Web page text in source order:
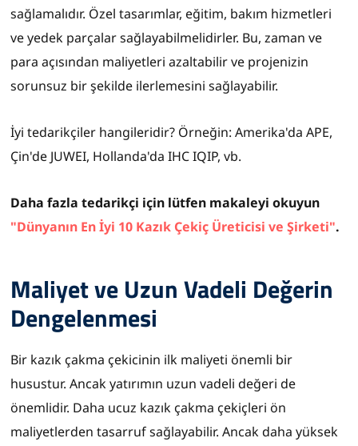
sağlamalıdır. Özel tasarımlar, eğitim, bakım hizmetleri
ve yedek parçalar sağlayabilmelidirler. Bu, zaman ve
para açısından maliyetleri azaltabilir ve projenizin
sorunsuz bir şekilde ilerlemesini sağlayabilir.
İyi tedarikçiler hangileridir? Örneğin: Amerika'da APE,
Çin'de JUWEI, Hollanda'da IHC IQIP, vb.
Daha fazla tedarikçi için lütfen makaleyi okuyun
"Dünyanın En İyi 10 Kazık Çekiç Üreticisi ve Şirketi".
Maliyet ve Uzun Vadeli Değerin
Dengelenmesi
Bir kazık çakma çekicinin ilk maliyeti önemli bir
husustur. Ancak yatırımın uzun vadeli değeri de
önemlidir. Daha ucuz kazık çakma çekiçleri ön
maliyetlerden tasarruf sağlayabilir. Ancak daha yüksek